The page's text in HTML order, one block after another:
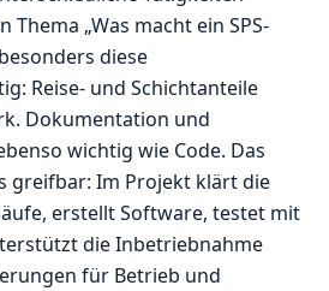
„Was macht ein SPS-
diese
Reise- und Schichtanteile
Dokumentation und
wichtig wie Code. Das
greifbar: Im Projekt klärt die
erstellt Software, testet mit
die Inbetriebnahme
für Betrieb und